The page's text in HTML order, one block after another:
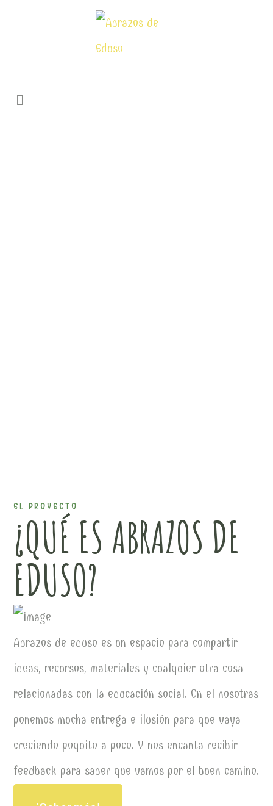
EL PROYECTO
¿QUÉ ES ABRAZOS DE
EDUSO?
Abrazos de eduso es un espacio para compartir
ideas, recursos, materiales y cualquier otra cosa
relacionadas con la educación social. En el nosotras
ponemos mucha entrega e ilusión para que vaya
creciendo poquito a poco. Y nos encanta recibir
feedback para saber que vamos por el buen camino.